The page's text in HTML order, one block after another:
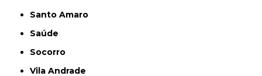
Santo Amaro
Saúde
Socorro
Vila Andrade